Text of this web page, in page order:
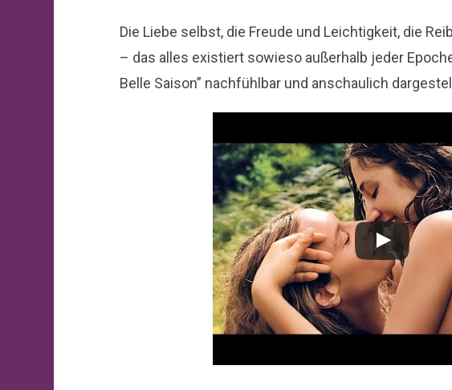
Die Liebe selbst, die Freude und Leichtigkeit, die
– das alles existiert sowieso außerhalb jeder
Belle Saison” nachfühlbar und anschaulich